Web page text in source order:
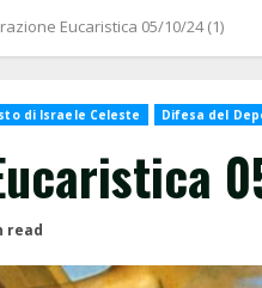
Eucaristica 05/10/24 (1)
di Israele Celeste Difesa del
read